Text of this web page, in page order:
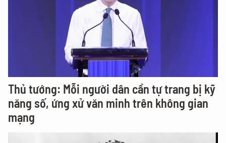
Thủ tướng: Mỗi người dân cần tự trang bị kỹ
năng số, ứng xử văn minh trên không gian
mạng